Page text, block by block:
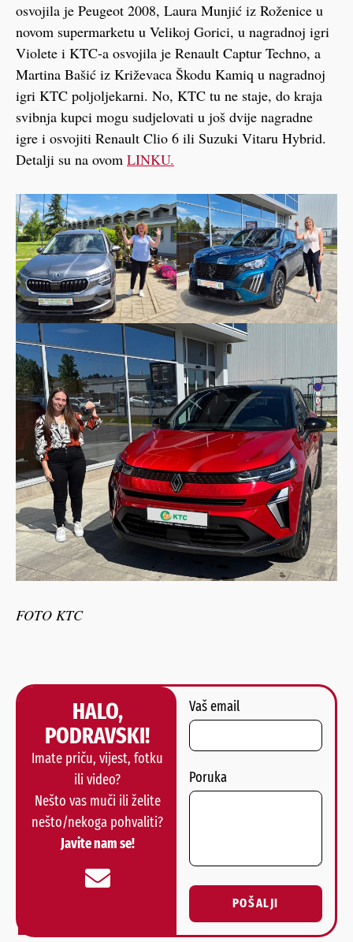
osvojila je Peugeot 2008, Laura Munjić iz Roženice u
novom supermarketu u Velikoj Gorici, u nagradnoj igri
Violete i KTC-a osvojila je Renault Captur Techno, a
Martina Bašić iz Križevaca Škodu Kamiq u nagradnoj
igri KTC poljoljekarni. No, KTC tu ne staje, do kraja
svibnja kupci mogu sudjelovati u još dvije nagradne
igre i osvojiti Renault Clio 6 ili Suzuki Vitaru Hybrid.
Detalji su na ovom LINKU.
FOTO KTC
HALO,
PODRAVSKI!
Imate priču, vijest, fotku
ili video?
Nešto vas muči ili želite
nešto/nekoga pohvaliti?
Javite nam se!
Vaš email
Poruka
POŠALJI
Alternative: